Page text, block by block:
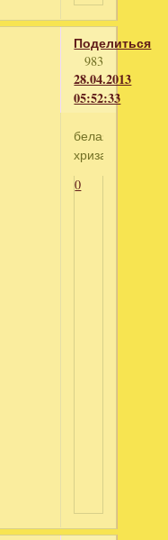
Поделиться
983
28.04.2013
05:52:33
белая
хризантема
0